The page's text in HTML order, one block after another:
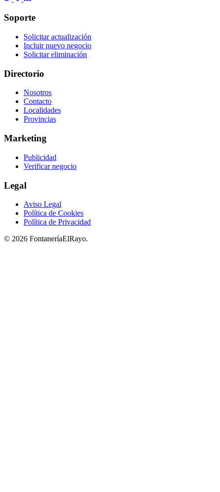
Soporte
Solicitar actualización
Incluir nuevo negocio
Solicitar eliminación
Directorio
Nosotros
Contacto
Localidades
Provincias
Marketing
Publicidad
Verificar negocio
Legal
Aviso Legal
Política de Cookies
Política de Privacidad
© 2026 FontaneríaElRayo.